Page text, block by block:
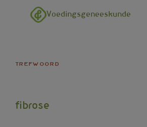
Overslaan en naar de inhoud gaan
Voedingsgeneeskunde
trefwoord
fibrose